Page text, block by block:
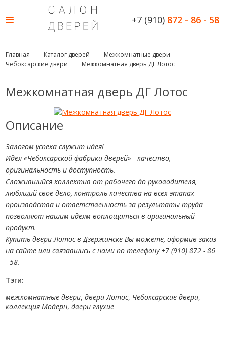
+7 (910) 872 - 86 - 58
Главная Каталог дверей
Межкомнатные двери
Чебоксарские двери
Межкомнатная дверь ДГ Лотос
Межкомнатная дверь ДГ Лотос
Описание
Залогом успеха служит идея!
Идея «Чебоксарской фабрики дверей» - качество,
оригинальность и доступность.
Сложившийся коллектив от рабочего до руководителя,
любящий свое дело, контроль качества на всех этапах
производства и ответственность за результаты труда
позволяют нашим идеям воплощаться в оригинальный
продукт.
Купить двери Лотос в Дзержинске Вы можете, оформив заказ
на сайте или связавшись с нами по телефону +7 (910) 872 - 86
- 58.
Тэги:
межкомнатные двери,двери Лотос, Чебоксарские двери,
коллекция Модерн,двери глухие